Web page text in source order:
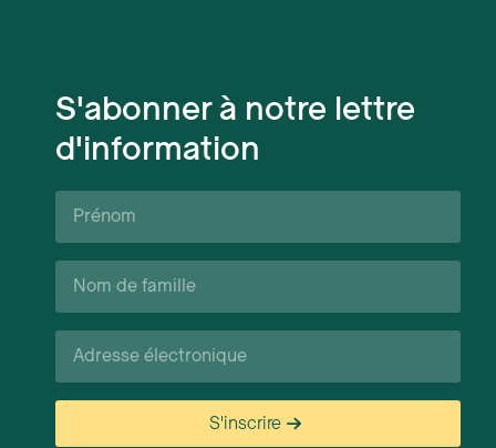
S'abonner à notre lettre
d'information
Prénom*
Nom
de
Courriel*
S'inscrire